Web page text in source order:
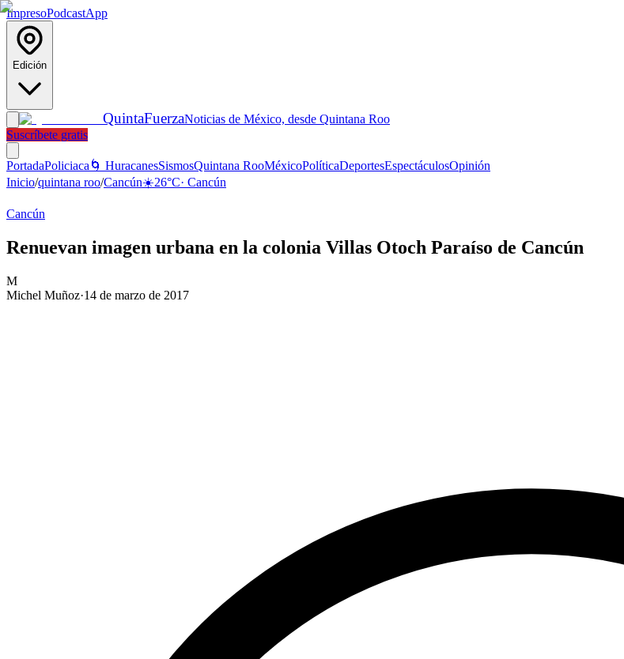
ImpresoPodcastApp
Edición
QuintaFuerzaNoticias de México, desde Quintana Roo
Suscríbete gratis
PortadaPoliciaca 🌀 HuracanesSismosQuintana RooMéxicoPolíticaDeportesEspectáculosOpinión
Inicio/quintana roo/Cancún☀️26°C· Cancún
Cancún
Renuevan imagen urbana en la colonia Villas Otoch Paraíso de Cancún
M
Michel Muñoz·14 de marzo de 2017